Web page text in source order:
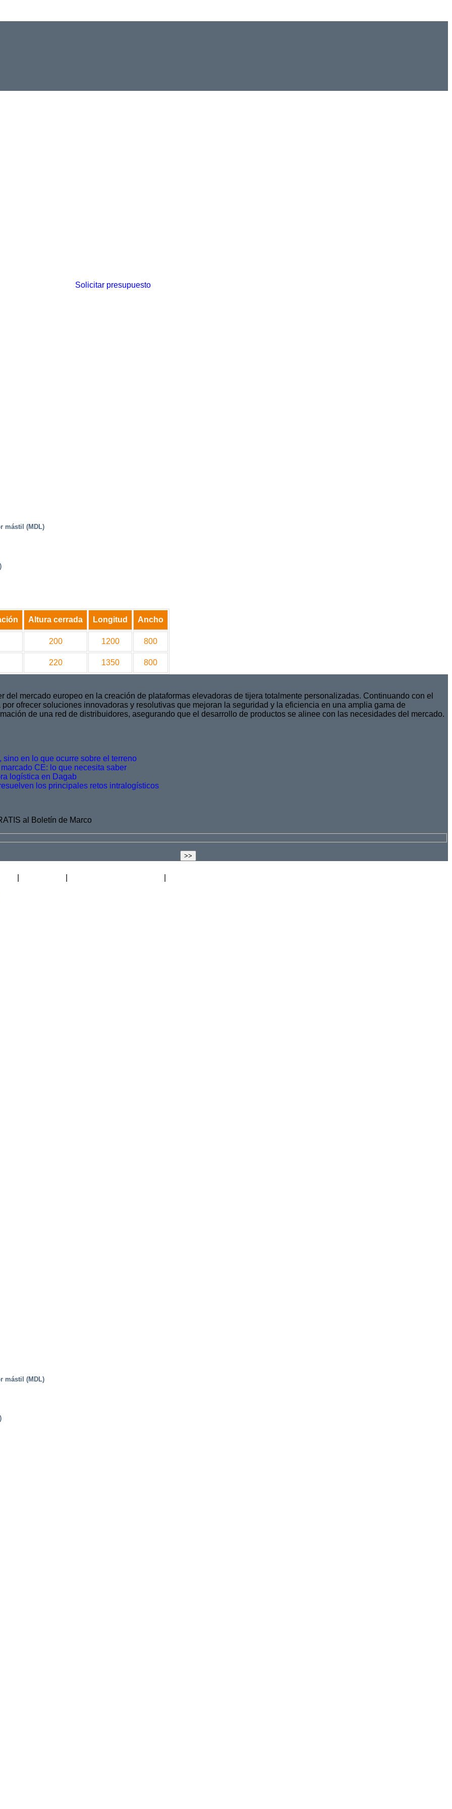
mástil (MDL)
Solicitar presupuesto
Altura cerrada Longitud Ancho
200 1200 800
220 1350
800
mercado europeo en la creación de plataformas elevadoras de tijera totalmente personalizadas. Continuando con el
ofrecer soluciones innovadoras y resolutivas que mejoran la seguridad y la eficiencia en una amplia gama de
de una red de distribuidores, asegurando que el desarrollo de productos se alinee con las necesidades del mercado.
en lo que ocurre sobre el terreno
CE: lo que necesita saber
logística en Dagab
los principales retos intralogísticos
al Boletín de Marco
mástil (MDL)